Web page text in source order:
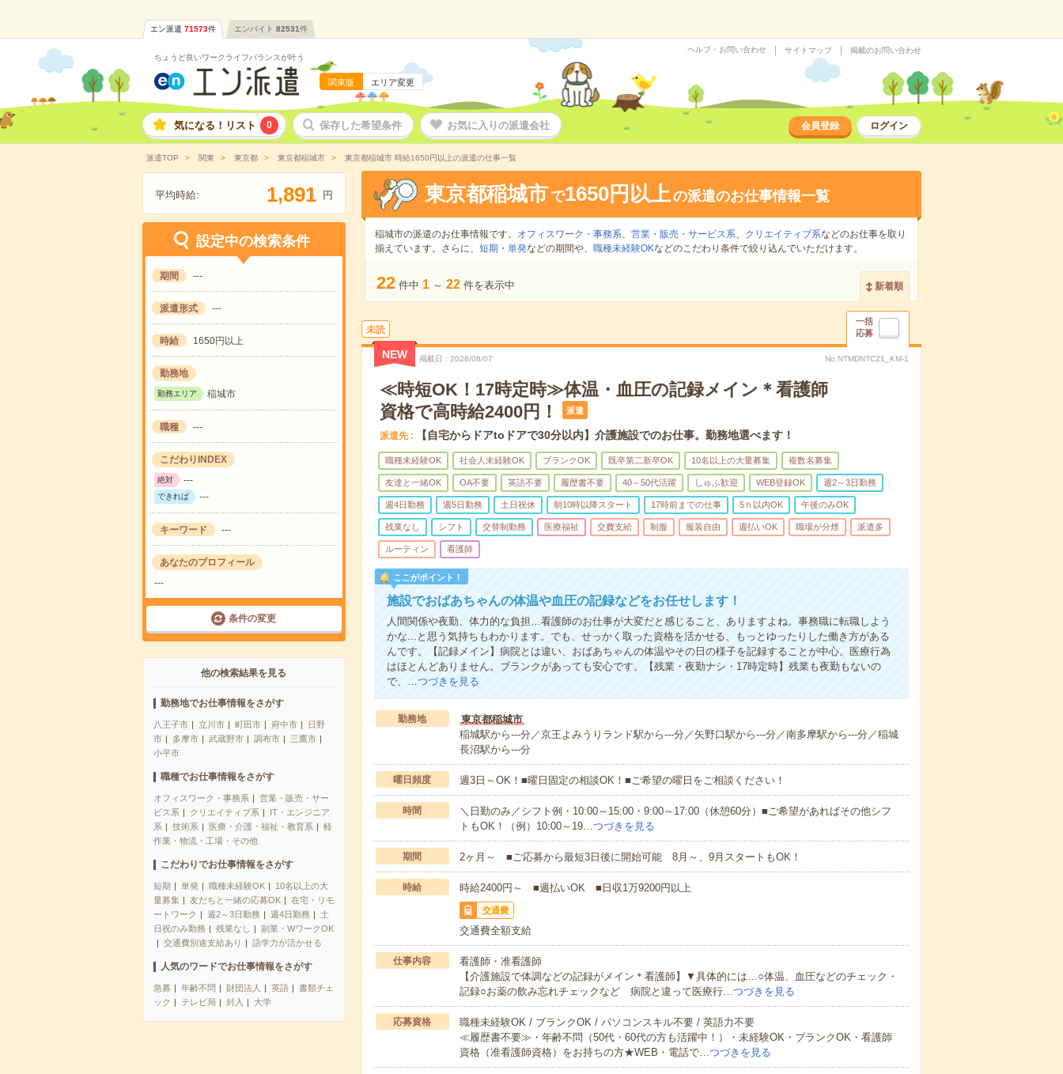
エン派遣 71573件 エンバイト 82531件
ちょうど良いワークライフバランスが叶う
関東版 エリア変更
ヘルプ・お問い合わせ サイトマップ 掲載のお問い合わせ
気になる！リスト 0 保存した希望条件 お気に入りの派遣会社 会員登録 ログイン
派遣TOP 関東 東京都 東京都稲城市 東京都稲城市 時給1650円以上の派遣の仕事一覧
平均時給: 1,891 円
設定中の検索条件
期間 ---
派遣形式 ---
時給 1650円以上
勤務地
勤務エリア 稲城市
職種 ---
こだわりINDEX
絶対 ---
できれば ---
キーワード ---
あなたのプロフィール
---
条件の変更
他の検索結果を見る
勤務地でお仕事情報をさがす
八王子市 立川市 町田市 府中市
日野
市
多摩市 武蔵野市 調布市
三鷹市
小平市
職種でお仕事情報をさがす
オフィスワーク・事務系
営業・販売・サー
ビス系
クリエイティブ系
IT・エンジニア
系
技術系 医療・介護・福祉・教育系
軽
作業・物流・工場・その他
こだわりでお仕事情報をさがす
短期 単発 職種未経験OK
10名以上の大
量募集
友だちと一緒の応募OK
在宅・リモ
ートワーク
週2～3日勤務 週4日勤務
土
日祝のみ勤務
残業なし
副業・WワークOK
交通費別途支給あり
語学力が活かせる
人気のワードでお仕事情報をさがす
急募 年齢不問 財団法人 英語
書類チェ
ック
テレビ局 封入 大学
東京都稲城市 で1650円以上の派遣のお仕事情報一覧
稲城市の派遣のお仕事情報です。 オフィスワーク・事務系、 営業・販売・サービス系、 クリエイティブ系などのお仕事を取り
揃えています。さらに、 短期 ・ 単発などの期間や、 職種未経験OKなどのこだわり条件で絞り込んでいただけます。
22 件中 1 ～ 22 件を表示中 新着順
未読
一括
応募
NEW 掲載日 2026/08/07 No.NTMDNTC21_KM-1
≪時短OK！17時定時≫体温・血圧の記録メイン＊看護師
資格で高時給2400円！
派遣
派遣先 【自宅からドアtoドアで30分以内】介護施設でのお仕事。勤務地選べます！
職種未経験OK 社会人未経験OK ブランクOK 既卒第二新卒OK 10名以上の大量募集 複数名募集
友達と一緒OK OA不要 英語不要 履歴書不要 40～50代活躍 しゅふ歓迎 WEB登録OK 週2～3日勤務
週4日勤務 週5日勤務 土日祝休 朝10時以降スタート 17時前までの仕事 5ｈ以内OK 午後のみOK
残業なし シフト 交替制勤務 医療福祉 交費支給 制服 服装自由 週払いOK 職場が分煙 派遣多
ルーティン 看護師
ここがポイント！
施設でおばあちゃんの体温や血圧の記録などをお任せします！
人間関係や夜勤、体力的な負担…看護師のお仕事が大変だと感じること、ありますよね。事務職に転職しよう
かな...と思う気持ちもわかります。でも、せっかく取った資格を活かせる、もっとゆったりした働き方がある
んです。【記録メイン】病院とは違い、おばあちゃんの体温やその日の様子を記録することが中心。医療行為
はほとんどありません。ブランクがあっても安心です。【残業・夜勤ナシ・17時定時】残業も夜勤もないの
で、…つづきを見る
勤務地
東京都稲城市
稲城駅から---分／京王よみうりランド駅から---分／矢野口駅から---分／南多摩駅から---分／稲城
長沼駅から---分
曜日頻度 週3日～OK！■曜日固定の相談OK！■ご希望の曜日をご相談ください！
時間
＼日勤のみ／シフト例・10:00～15:00・9:00～17:00（休憩60分）■ご希望があればその他シフ
トもOK！（例）10:00～19…つづきを見る
期間 2ヶ月～ ■ご応募から最短3日後に開始可能 8月～、9月スタートもOK！
時給 時給2400円～ ■週払いOK ■日収1万9200円以上
交通費
交通費全額支給
仕事内容
看護師・准看護師
【介護施設で体調などの記録がメイン＊看護師】▼具体的には…○体温、血圧などのチェック・
記録○お薬の飲み忘れチェックなど 病院と違って医療行…つづきを見る
応募資格
職種未経験OK / ブランクOK / パソコンスキル不要 / 英語力不要
≪履歴書不要≫・年齢不問（50代・60代の方も活躍中！）・未経験OK・ブランクOK・看護師
資格（准看護師資格）をお持ちの方★WEB・電話で…つづきを見る